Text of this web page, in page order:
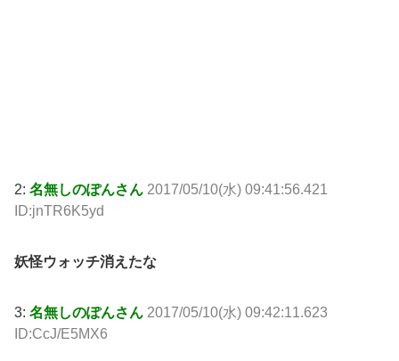
2: 名無しのぽんさん 2017/05/10(水) 09:41:56.421
ID:jnTR6K5yd
妖怪ウォッチ消えたな
3: 名無しのぽんさん 2017/05/10(水) 09:42:11.623
ID:CcJ/E5MX6